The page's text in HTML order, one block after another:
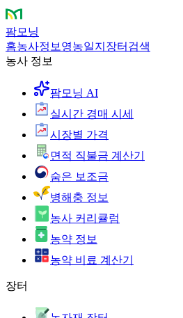
팜모닝
홈농사정보 영농일지 장터 검색
농사 정보
팜모닝 AI
실시간 경매 시세
시장별 가격
면적 직불금 계산기
숨은 보조금
병해충 정보
농사 커리큘럼
농약 정보
농약 비료 계산기
장터